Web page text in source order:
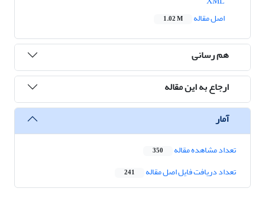
اصل مقاله
1.02 M
هم رسانی
ارجاع به این مقاله
آمار
تعداد مشاهده مقاله 350
تعداد دریافت فایل اصل مقاله 241